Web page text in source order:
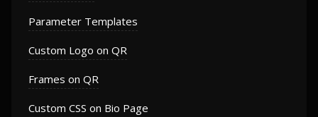
Parameter Templates
Custom Logo on QR
Frames on QR
Custom CSS on Bio Page